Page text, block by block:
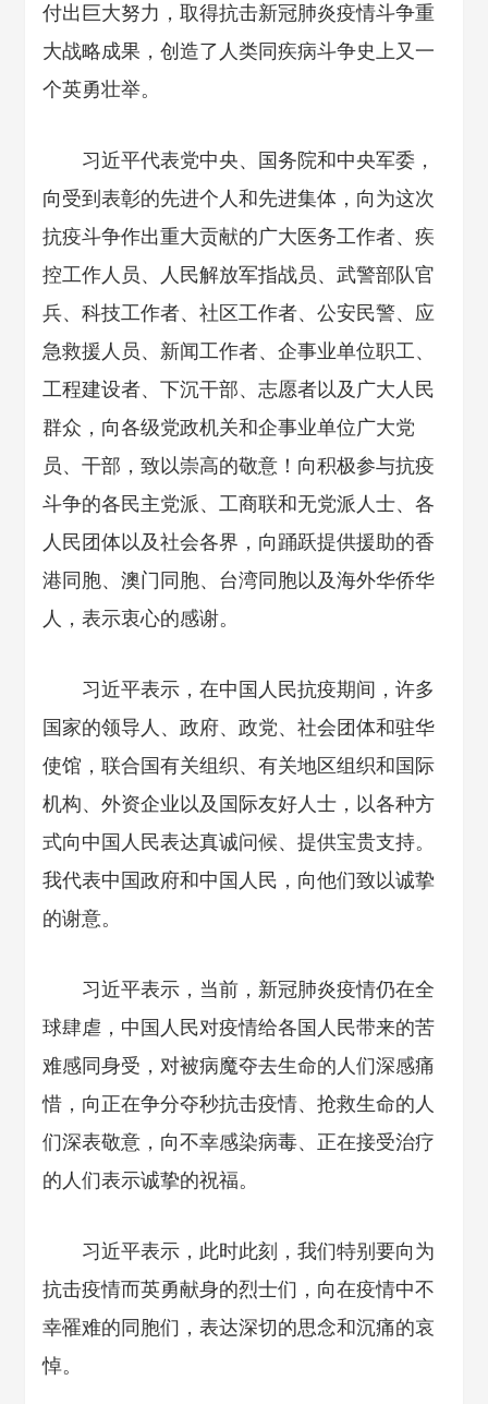
付出巨大努力，取得抗击新冠肺炎疫情斗争重
大战略成果，创造了人类同疾病斗争史上又一
个英勇壮举。
习近平代表党中央、国务院和中央军委，
向受到表彰的先进个人和先进集体，向为这次
抗疫斗争作出重大贡献的广大医务工作者、疾
控工作人员、人民解放军指战员、武警部队官
兵、科技工作者、社区工作者、公安民警、应
急救援人员、新闻工作者、企事业单位职工、
工程建设者、下沉干部、志愿者以及广大人民
群众，向各级党政机关和企事业单位广大党
员、干部，致以崇高的敬意！向积极参与抗疫
斗争的各民主党派、工商联和无党派人士、各
人民团体以及社会各界，向踊跃提供援助的香
港同胞、澳门同胞、台湾同胞以及海外华侨华
人，表示衷心的感谢。
习近平表示，在中国人民抗疫期间，许多
国家的领导人、政府、政党、社会团体和驻华
使馆，联合国有关组织、有关地区组织和国际
机构、外资企业以及国际友好人士，以各种方
式向中国人民表达真诚问候、提供宝贵支持。
我代表中国政府和中国人民，向他们致以诚挚
的谢意。
习近平表示，当前，新冠肺炎疫情仍在全
球肆虐，中国人民对疫情给各国人民带来的苦
难感同身受，对被病魔夺去生命的人们深感痛
惜，向正在争分夺秒抗击疫情、抢救生命的人
们深表敬意，向不幸感染病毒、正在接受治疗
的人们表示诚挚的祝福。
习近平表示，此时此刻，我们特别要向为
抗击疫情而英勇献身的烈士们，向在疫情中不
幸罹难的同胞们，表达深切的思念和沉痛的哀
悼。